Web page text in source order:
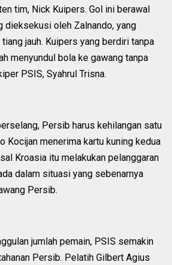
tim, Nick Kuipers. Gol ini berawal
dieksekusi oleh Zalnando, yang
jauh. Kuipers yang berdiri tanpa
menyundul bola ke gawang tanpa
PSIS, Syahrul Trisna.
Persib harus kehilangan satu
Kocijan menerima kartu kuning kedua
Kroasia itu melakukan pelanggaran
dalam situasi yang sebenarnya
Persib.
jumlah pemain, PSIS semakin
Persib. Pelatih Gilbert Agius